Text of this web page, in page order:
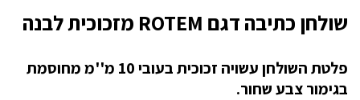
שולחן כתיבה דגם ROTEM מזכוכית לבנה
פלטת השולחן עשויה זכוכית בעובי 10 מ''מ מחוסמת
בגימור צבע שחור.